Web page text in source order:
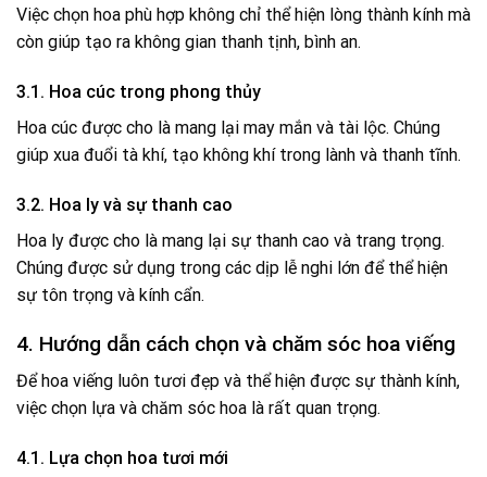
Việc chọn hoa phù hợp không chỉ thể hiện lòng thành kính mà
còn giúp tạo ra không gian thanh tịnh, bình an.
3.1. Hoa cúc trong phong thủy
Hoa cúc được cho là mang lại may mắn và tài lộc. Chúng
giúp xua đuổi tà khí, tạo không khí trong lành và thanh tĩnh.
3.2. Hoa ly và sự thanh cao
Hoa ly được cho là mang lại sự thanh cao và trang trọng.
Chúng được sử dụng trong các dịp lễ nghi lớn để thể hiện
sự tôn trọng và kính cẩn.
4. Hướng dẫn cách chọn và chăm sóc hoa viếng
Để hoa viếng luôn tươi đẹp và thể hiện được sự thành kính,
việc chọn lựa và chăm sóc hoa là rất quan trọng.
4.1. Lựa chọn hoa tươi mới